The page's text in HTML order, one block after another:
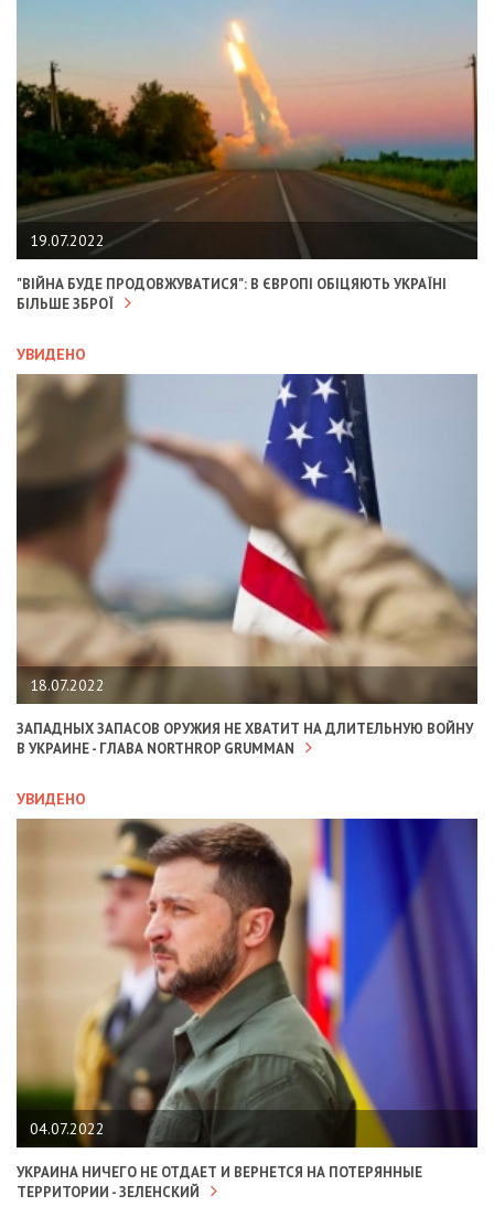
19.07.2022
"ВІЙНА БУДЕ ПРОДОВЖУВАТИСЯ": В ЄВРОПІ ОБІЦЯЮТЬ УКРАЇНІ
БІЛЬШЕ ЗБРОЇ
УВИДЕНО
18.07.2022
ЗАПАДНЫХ ЗАПАСОВ ОРУЖИЯ НЕ ХВАТИТ НА ДЛИТЕЛЬНУЮ ВОЙНУ
В УКРАИНЕ - ГЛАВА NORTHROP GRUMMAN
УВИДЕНО
04.07.2022
УКРАИНА НИЧЕГО НЕ ОТДАЕТ И ВЕРНЕТСЯ НА ПОТЕРЯННЫЕ
ТЕРРИТОРИИ - ЗЕЛЕНСКИЙ